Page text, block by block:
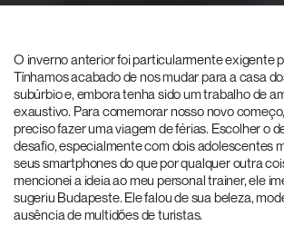
O inverno anterior foi particularmente exigente
Tínhamos acabado de nos mudar para a casa
subúrbio e, embora tenha sido um trabalho de
exaustivo. Para comemorar nosso novo
preciso fazer uma viagem de férias. Escolher o
desafio, especialmente com dois adolescentes
seus smartphones do que por qualquer outra
mencionei a ideia ao meu personal trainer, ele
sugeriu Budapeste. Ele falou de sua beleza,
ausência de multidões de turistas.